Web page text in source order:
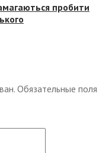
пробити
Обязательные поля